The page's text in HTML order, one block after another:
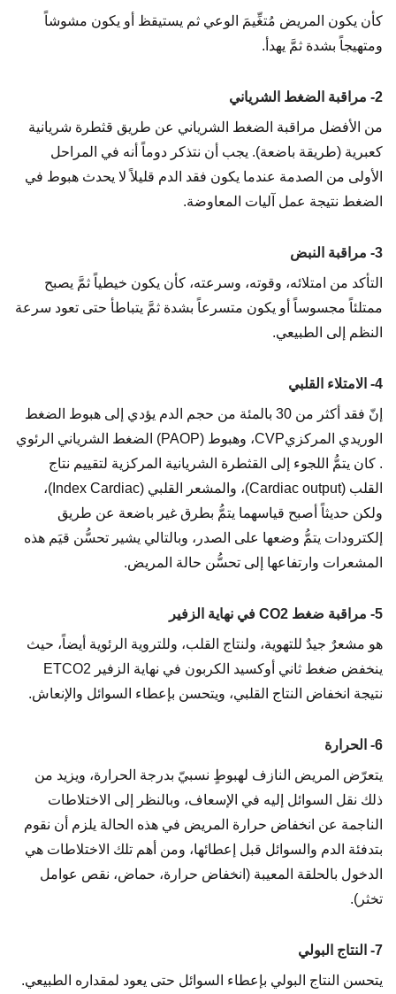
كأن يكون المريض مُتغِّيمَ الوعي ثم يستيقظ أو يكون مشوشاً
ومتهيجاً بشدة ثمَّ يهدأ.
2- مراقبة الضغط الشرياني
من الأفضل مراقبة الضغط الشرياني عن طريق قثطرة شريانية
كعبرية (طريقة باضعة). يجب أن نتذكر دوماً أنه في المراحل
الأولى من الصدمة عندما يكون فقد الدم قليلاً لا يحدث هبوط في
الضغط نتيجة عمل آليات المعاوضة.
3- مراقبة النبض
التأكد من امتلائه، وقوته، وسرعته، كأن يكون خيطياً ثمَّ يصبح
ممتلئاً مجسوساً أو يكون متسرعاً بشدة ثمَّ يتباطأ حتى تعود سرعة
النظم إلى الطبيعي.
4- الامتلاء القلبي
إنّ فقد أكثر من 30 بالمئة من حجم الدم يؤدي إلى هبوط الضغط
الوريدي المركزيCVP، وهبوط (PAOP) الضغط الشرياني الرئوي
. كان يتمُّ اللجوء إلى القثطرة الشريانية المركزية لتقييم نتاج
القلب (Cardiac output)، والمشعر القلبي (Index Cardiac)،
ولكن حديثاً أصبح قياسهما يتمُّ بطرق غير باضعة عن طريق
إلكترودات يتمُّ وضعها على الصدر، وبالتالي يشير تحسُّن قيَم هذه
المشعرات وارتفاعها إلى تحسُّن حالة المريض.
5- مراقبة ضغط CO2 في نهاية الزفير
هو مشعرٌ جيدٌ للتهوية، ولنتاج القلب، وللتروية الرئوية أيضاً، حيث
ينخفض ضغط ثاني أوكسيد الكربون في نهاية الزفير ETCO2
نتيجة انخفاض النتاج القلبي، ويتحسن بإعطاء السوائل والإنعاش.
6- الحرارة
يتعرّض المريض النازف لهبوطٍ نسبيّ بدرجة الحرارة، ويزيد من
ذلك نقل السوائل إليه في الإسعاف، وبالنظر إلى الاختلاطات
الناجمة عن انخفاض حرارة المريض في هذه الحالة يلزم أن نقوم
بتدفئة الدم والسوائل قبل إعطائها، ومن أهم تلك الاختلاطات هي
الدخول بالحلقة المعيبة (انخفاض حرارة، حماض، نقص عوامل
تخثر).
7- النتاج البولي
يتحسن النتاج البولي بإعطاء السوائل حتى يعود لمقداره الطبيعي.